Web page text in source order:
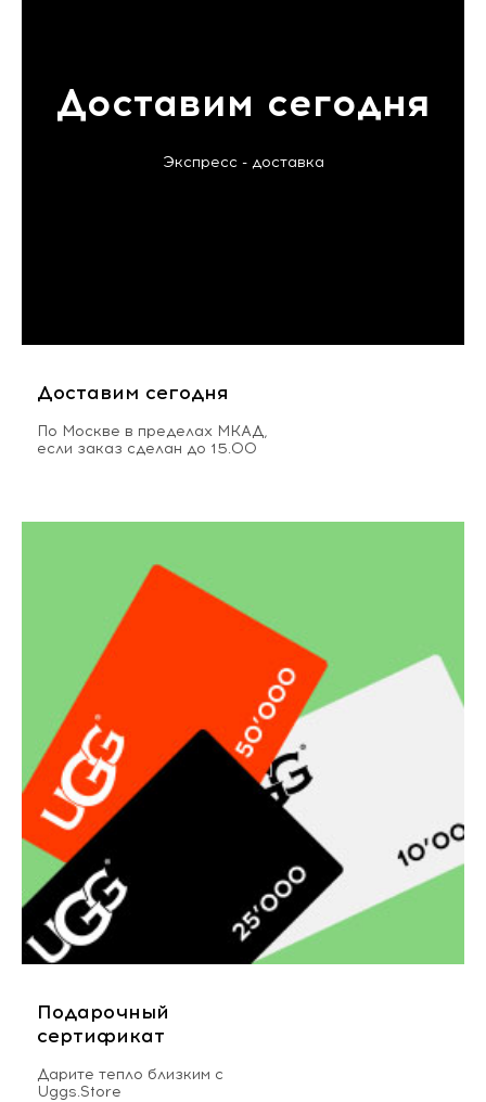
Доставим сегодня
Экспресс - доставка
Доставим сегодня
По Москве в пределах МКАД,
если заказ сделан до 15.00
Подарочный
сертификат
Дарите тепло близким с
Uggs.Store